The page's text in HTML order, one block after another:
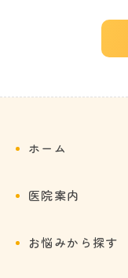
ホーム
医院案内
お悩みから探す